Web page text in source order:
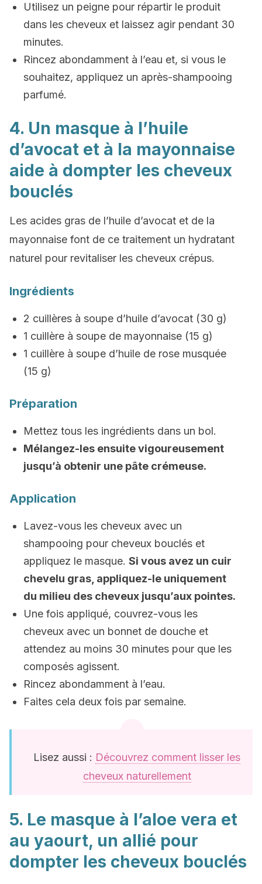
Utilisez un peigne pour répartir le produit
dans les cheveux et laissez agir pendant 30
minutes.
Rincez abondamment à l’eau et, si vous le
souhaitez, appliquez un après-shampooing
parfumé.
4. Un masque à l’huile
d’avocat et à la mayonnaise
aide à dompter les cheveux
bouclés
Les acides gras de l’huile d’avocat et de la
mayonnaise font de ce traitement un hydratant
naturel pour revitaliser les cheveux crépus.
Ingrédients
2 cuillères à soupe d’huile d’avocat (30 g)
1 cuillère à soupe de mayonnaise (15 g)
1 cuillère à soupe d’huile de rose musquée
(15 g)
Préparation
Mettez tous les ingrédients dans un bol.
Mélangez-les ensuite vigoureusement
jusqu’à obtenir une pâte crémeuse.
Application
Lavez-vous les cheveux avec un
shampooing pour cheveux bouclés et
appliquez le masque. Si vous avez un cuir
chevelu gras, appliquez-le uniquement
du milieu des cheveux jusqu’aux pointes.
Une fois appliqué, couvrez-vous les
cheveux avec un bonnet de douche et
attendez au moins 30 minutes pour que les
composés agissent.
Rincez abondamment à l’eau.
Faites cela deux fois par semaine.
Lisez aussi : Découvrez comment lisser les
cheveux naturellement
5. Le masque à l’aloe vera et
au yaourt, un allié pour
dompter les cheveux bouclés